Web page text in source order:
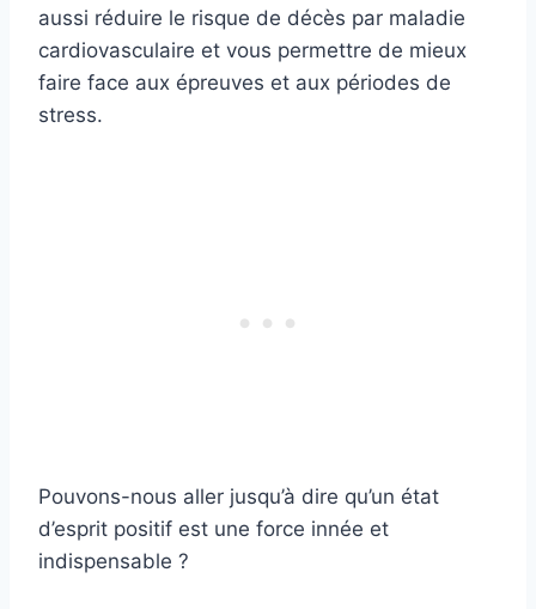
aussi réduire le risque de décès par maladie
cardiovasculaire et vous permettre de mieux
faire face aux épreuves et aux périodes de
stress.
Pouvons-nous aller jusqu’à dire qu’un état
d’esprit positif est une force innée et
indispensable ?